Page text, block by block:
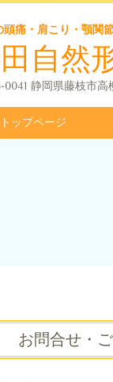
頭痛・肩こり・顎関
自然
0041 静岡県藤枝市高
トップページ
お問合せ・